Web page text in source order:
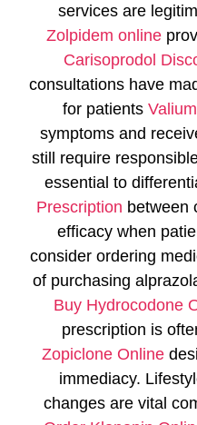
services are
Zolpidem online
Carisoprodol
consultations have
for patients
symptoms and
still require
essential to
Prescription between
efficacy when
consider ordering
of purchasing
Buy Hydrocodone
prescription is
Zopiclone Online
immediacy.
changes are vital